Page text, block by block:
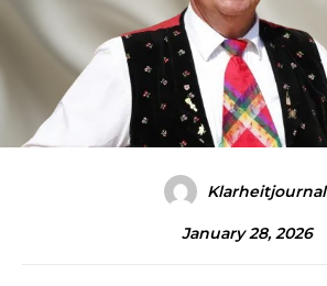
Klarheitjournal
January 28, 2026